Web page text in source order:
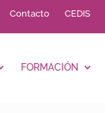
Contacto CEDIS
FORMACIÓN